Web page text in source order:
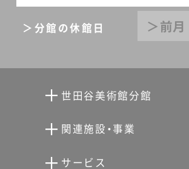
＞前月
＞分館の休館日
世田谷美術館分館
向井潤吉アトリエ館
関連施設・事業
世田谷文学館
サービス